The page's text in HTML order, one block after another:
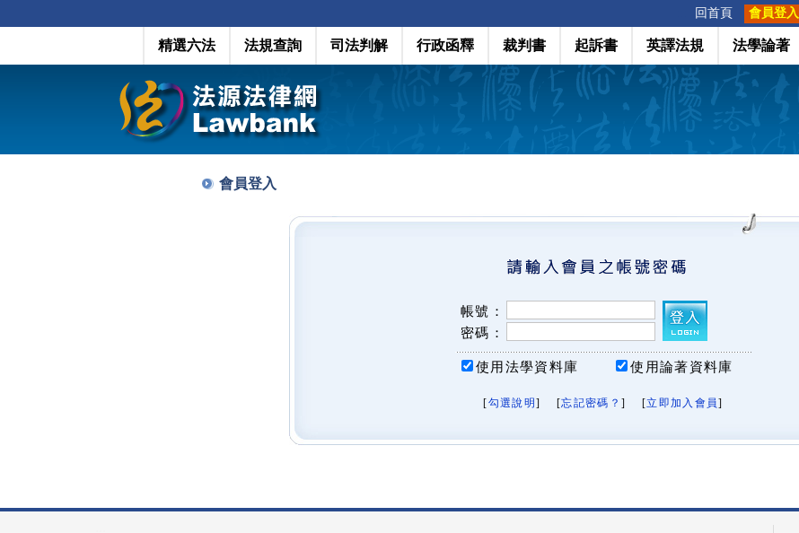
回首頁 會員登入
精選六法 法規查詢 司法判解 行政函釋 裁判書 起訴書 英譯法規 法學論著
會員登入
帳號：
密碼：
使用法學資料庫 使用論著資料庫
[勾選說明 ] [忘記密碼？ ] [立即加入會員]